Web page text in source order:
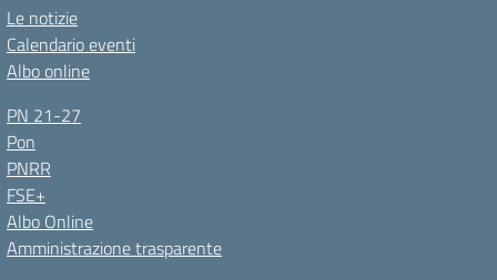
Le notizie
Calendario eventi
Albo online
PN 21-27
Pon
PNRR
FSE+
Albo Online
Amministrazione trasparente